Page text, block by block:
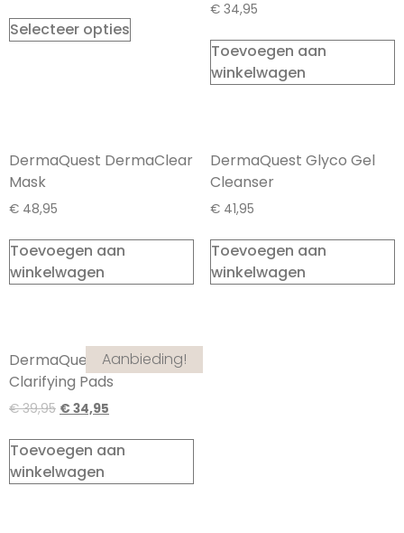
Selecteer opties
€34,95
Toevoegen aan
winkelwagen
DermaQuest DermaClear
Mask
€ 48,95
Toevoegen aan
winkelwagen
DermaQuest Glyco Gel
Cleanser
€41,95
Toevoegen aan
winkelwagen
Aanbieding!
DermaQuest Universal
Clarifying Pads
€39,95 € 34,95
Toevoegen aan
winkelwagen